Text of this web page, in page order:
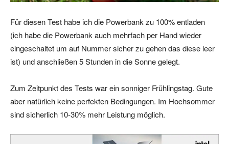
Für diesen Test habe ich die Powerbank zu 100% entladen
(ich habe die Powerbank auch mehrfach per Hand wieder
eingeschaltet um auf Nummer sicher zu gehen das diese leer
ist) und anschließen 5 Stunden in die Sonne gelegt.
Zum Zeitpunkt des Tests war ein sonniger Frühlingstag. Gute
aber natürlich keine perfekten Bedingungen. Im Hochsommer
sind sicherlich 10-30% mehr Leistung möglich.